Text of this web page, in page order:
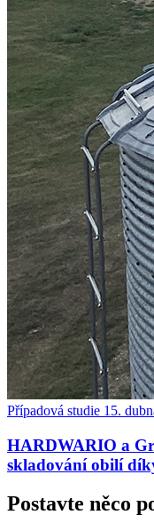
Případová studie 15.
HARDWARIO a
skladování obilí
Postavte něco